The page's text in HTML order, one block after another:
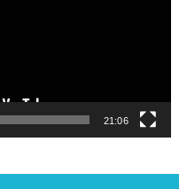
21:06